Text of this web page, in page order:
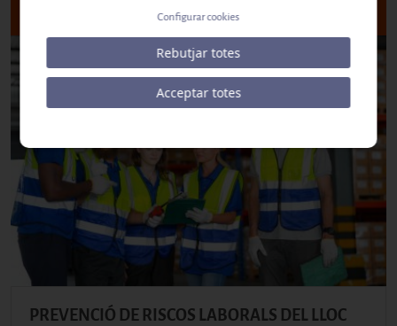
PREVENCIÓ DE RISCOS LABORALS DEL LLOC
Configurar cookies
Rebutjar totes
Acceptar totes